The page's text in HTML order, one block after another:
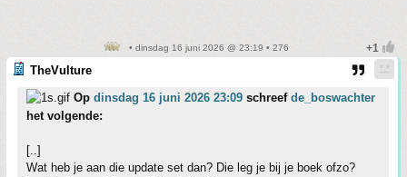
• dinsdag 16 juni 2026 @ 23:19 • 276
TheVulture
Op dinsdag 16 juni 2026 23:09 schreef de_boswachter
het volgende:
[..]
Wat heb je aan die update set dan? Die leg je bij je boek ofzo?